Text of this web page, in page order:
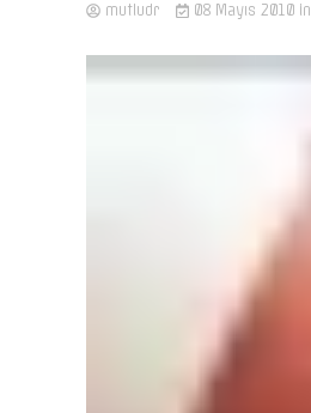
mutludr 08 Mayıs 2010 in